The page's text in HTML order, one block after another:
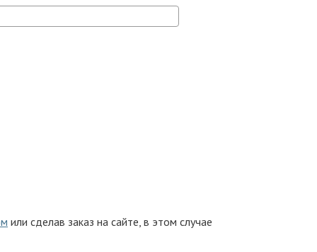
или сделав заказ на сайте, в этом случае